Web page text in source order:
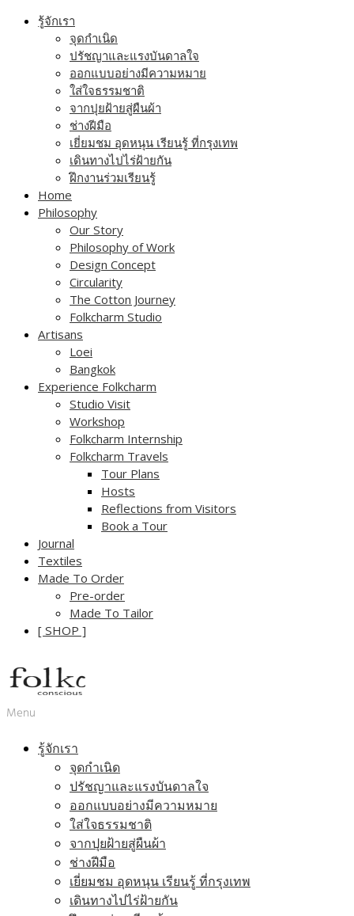
Skip
รู้จักเรา
จุดกำเนิด
ปรัชญาและแรงบันดาลใจ
ออกแบบอย่างมีความหมาย
ใส่ใจธรรมชาติ
จากปุยฝ้ายสู่ผืนผ้า
ช่างฝีมือ
เยี่ยมชม อุดหนุน เรียนรู้ ที่กรุงเทพ
เดินทางไปไร่ฝ้ายกัน
ฝึกงานร่วมเรียนรู้
Home
Philosophy
Our Story
Philosophy of Work
Design Concept
Circularity
The Cotton Journey
Folkcharm Studio
Artisans
Loei
Bangkok
Experience Folkcharm
Studio Visit
Workshop
Folkcharm Internship
Folkcharm Travels
Tour Plans
Hosts
Reflections from Visitors
Book a Tour
Journal
Textiles
Made To Order
Pre-order
Made To Tailor
[ SHOP ]
Menu
รู้จักเรา
จุดกำเนิด
ปรัชญาและแรงบันดาลใจ
ออกแบบอย่างมีความหมาย
ใส่ใจธรรมชาติ
จากปุยฝ้ายสู่ผืนผ้า
ช่างฝีมือ
เยี่ยมชม อุดหนุน เรียนรู้ ที่กรุงเทพ
เดินทางไปไร่ฝ้ายกัน